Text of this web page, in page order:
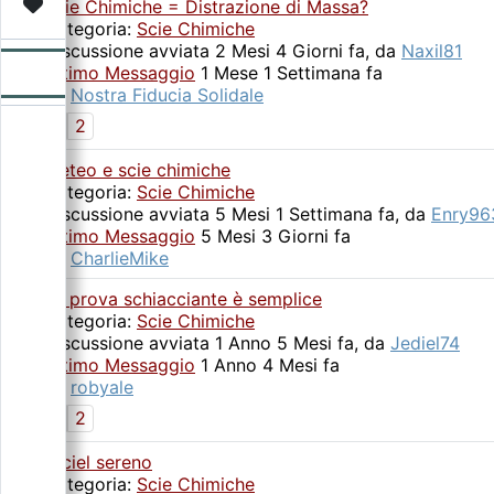
Video
Forum
Donazione
Scie Chimiche = Distrazione di Massa?
Categoria: Scie Chimiche
Discussione avviata 2 Mesi 4 Giorni fa, da Naxil81
Ultimo Messaggio 1 Mese 1 Settimana fa
da Nostra Fiducia Solidale
2
Meteo e scie chimiche
Categoria: Scie Chimiche
Discussione avviata 5 Mesi 1 Settimana fa, da
Ultimo Messaggio 5 Mesi 3 Giorni fa
CharlieMike
La prova schiacciante è semplice
Categoria: Scie Chimiche
Discussione avviata 1 Anno 5 Mesi fa, da Jediel74
Ultimo Messaggio 1 Anno 4 Mesi fa
robyale
2
A ciel sereno
Categoria: Scie Chimiche